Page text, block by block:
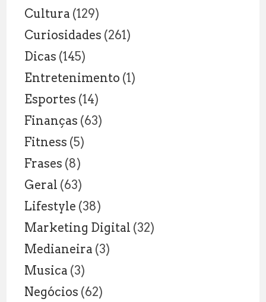
Cultura (129)
Curiosidades (261)
Dicas (145)
Entretenimento (1)
Esportes (14)
Finanças (63)
Fitness (5)
Frases (8)
Geral (63)
Lifestyle (38)
Marketing Digital (32)
Medianeira (3)
Musica (3)
Negócios (62)